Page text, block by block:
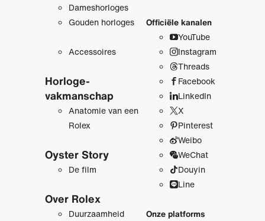
Dameshorloges
Gouden horloges
Accessoires
Horloge­
vakmanschap
Anatomie van een
Rolex
Oyster Story
De film
Over Rolex
Duurzaamheid
Officiële kanalen
YouTube
Instagram
Threads
Facebook
LinkedIn
X
Pinterest
Weibo
WeChat
Douyin
Line
Onze platforms